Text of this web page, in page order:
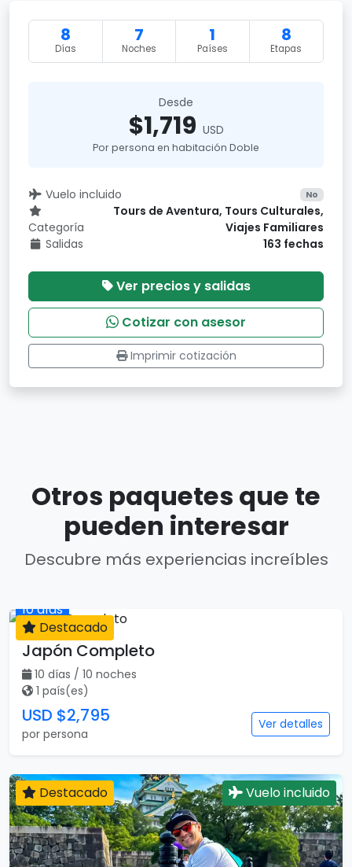
8
Días
7
Noches
1
Países
8
Etapas
Desde
$1,719 USD
Por persona en habitación Doble
Vuelo incluido No
Categoría
Tours de Aventura, Tours Culturales,
Viajes Familiares
Salidas
163 fechas
Ver precios y salidas
Cotizar con asesor
Imprimir cotización
Otros paquetes que te
pueden interesar
Descubre más experiencias increíbles
10 días
Destacado
Japón Completo
10 días / 10 noches
1 país(es)
USD $2,795 Ver detalles